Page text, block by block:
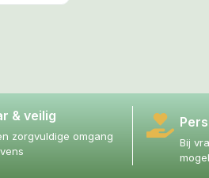
& veilig
zorgvuldige omgang
Bij